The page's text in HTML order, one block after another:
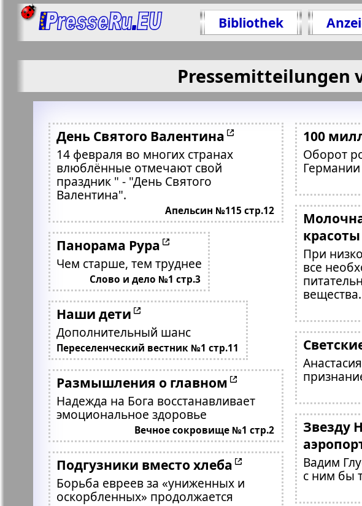
Bibliothek
Pressemitteilungen
День Святого Валентина
14 февраля во многих странах
влюблённые отмечают свой
праздник " - "День Святого
Валентина".
Апельсин №115 стр.12
Панорама Рура
Чем старше, тем труднее
Слово и дело №1 стр.3
Наши дети
Дополнительный шанс
Переселенческий вестник №1 стр.11
Размышления о главном
Надежда на Бога восстанавливает
эмоциональное здоровье
Вечное сокровище №1 стр.2
Подгузники вместо хлеба
Борьба евреев за «униженных и
оскорбленных» продолжается
100
Оборот
Молочная
При
все
вещества.
Звезду
Вадим
с